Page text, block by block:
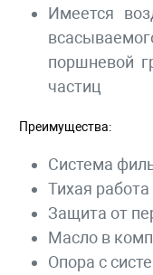
Имеется
поршневой
частиц
Преимущества:
Система
Тихая работа
Защита от
Масло в
Опора с